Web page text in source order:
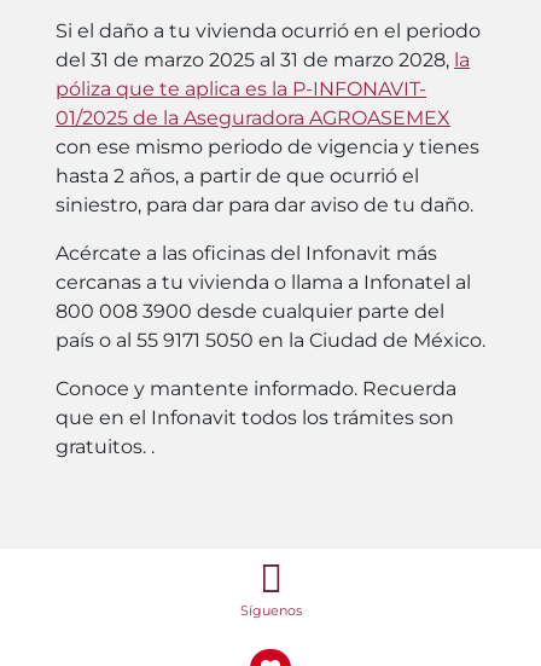
Si el daño a tu vivienda ocurrió en el periodo
del 31 de marzo 2025 al 31 de marzo 2028, la
póliza que te aplica es la P-INFONAVIT-
01/2025 de la Aseguradora AGROASEMEX
con ese mismo periodo de vigencia y tienes
hasta 2 años, a partir de que ocurrió el
siniestro, para dar para dar aviso de tu daño.
Acércate a las oficinas del Infonavit más
cercanas a tu vivienda o llama a Infonatel al
800 008 3900 desde cualquier parte del
país o al 55 9171 5050 en la Ciudad de México.
Conoce y mantente informado. Recuerda
que en el Infonavit todos los trámites son
gratuitos. .
Síguenos